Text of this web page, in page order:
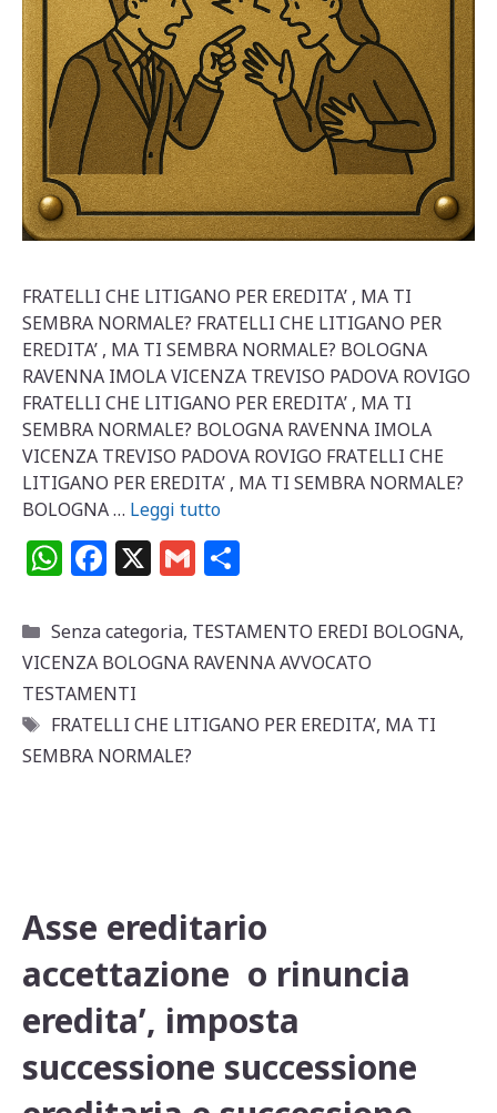
FRATELLI CHE LITIGANO PER EREDITA’ , MA TI
SEMBRA NORMALE? FRATELLI CHE LITIGANO PER
EREDITA’ , MA TI SEMBRA NORMALE? BOLOGNA
RAVENNA IMOLA VICENZA TREVISO PADOVA ROVIGO
FRATELLI CHE LITIGANO PER EREDITA’ , MA TI
SEMBRA NORMALE? BOLOGNA RAVENNA IMOLA
VICENZA TREVISO PADOVA ROVIGO FRATELLI CHE
LITIGANO PER EREDITA’ , MA TI SEMBRA NORMALE?
BOLOGNA … Leggi tutto
W
h
at
s
A
p
p
F
a
c
e
b
o
o
X G
m
ai
l
n
di
di
Categorie
Senza categoria, TESTAMENTO EREDI BOLOGNA,
VICENZA BOLOGNA RAVENNA AVVOCATO
TESTAMENTI
Tag
FRATELLI CHE LITIGANO PER EREDITA’, MA TI
SEMBRA NORMALE?
Asse ereditario
accettazione o rinuncia
eredita’, imposta
successione successione